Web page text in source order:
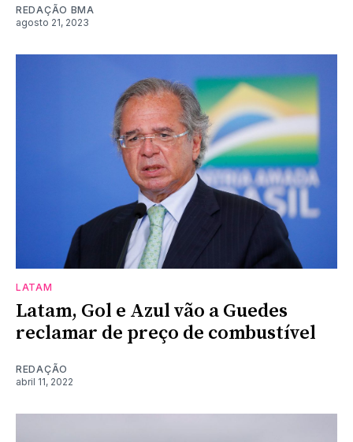
REDAÇÃO BMA
agosto 21, 2023
LATAM
Latam, Gol e Azul vão a Guedes
reclamar de preço de combustível
REDAÇÃO
abril 11, 2022